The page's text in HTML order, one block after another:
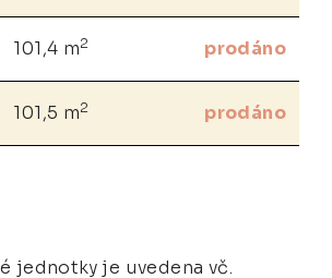
101,4 m2 prodáno
101,5 m2 prodáno
jednotky je uvedena vč.